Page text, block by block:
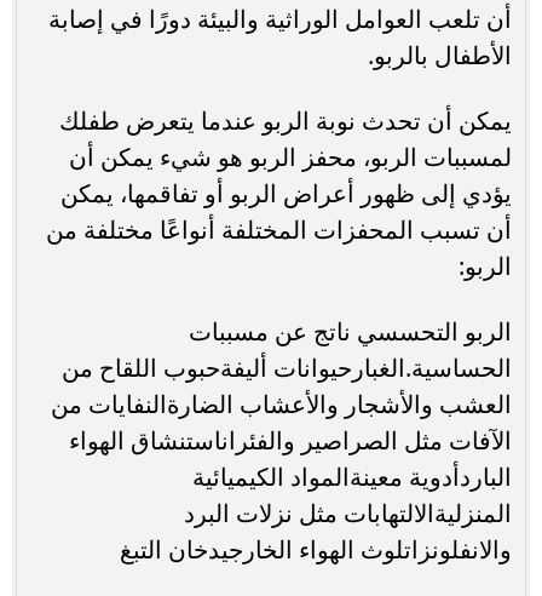
أن تلعب العوامل الوراثية والبيئة دورًا في إصابة
الأطفال بالربو.
يمكن أن تحدث نوبة الربو عندما يتعرض طفلك
لمسببات الربو، محفز الربو هو شيء يمكن أن
يؤدي إلى ظهور أعراض الربو أو تفاقمها، يمكن
أن تسبب المحفزات المختلفة أنواعًا مختلفة من
الربو:
الربو التحسسي ناتج عن مسببات
الحساسية.الغبارحيوانات أليفةحبوب اللقاح من
العشب والأشجار والأعشاب الضارةالنفايات من
الآفات مثل الصراصير والفئراناستنشاق الهواء
الباردأدوية معينةالمواد الكيميائية
المنزليةالالتهابات مثل نزلات البرد
والانفلونزاتلوث الهواء الخارجيدخان التبغ